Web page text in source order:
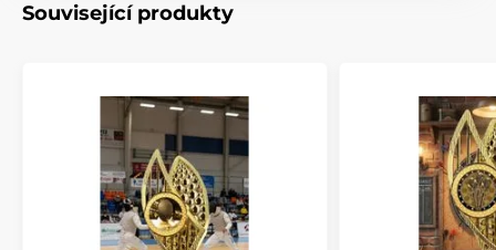
Způsob personalizace potisk emblému
Související produkty